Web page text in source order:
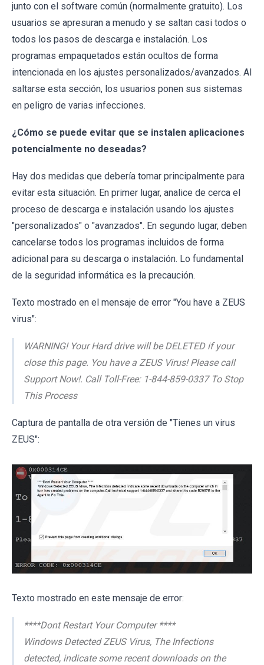
junto con el software común (normalmente gratuito). Los
usuarios se apresuran a menudo y se saltan casi todos o
todos los pasos de descarga e instalación. Los
programas empaquetados están ocultos de forma
intencionada en los ajustes personalizados/avanzados. Al
saltarse esta sección, los usuarios ponen sus sistemas
en peligro de varias infecciones.
¿Cómo se puede evitar que se instalen aplicaciones
potencialmente no deseadas?
Hay dos medidas que debería tomar principalmente para
evitar esta situación. En primer lugar, analice de cerca el
proceso de descarga e instalación usando los ajustes
"personalizados" o "avanzados". En segundo lugar, deben
cancelarse todos los programas incluidos de forma
adicional para su descarga o instalación. Lo fundamental
de la seguridad informática es la precaución.
Texto mostrado en el mensaje de error "You have a ZEUS
virus":
WARNING! Your Hard drive will be DELETED if your
close this page. You have a ZEUS Virus! Please call
Support Now!. Call Toll-Free: 1-844-859-0337 To Stop
This Process
Captura de pantalla de otra versión de "Tienes un virus
ZEUS":
Texto mostrado en este mensaje de error:
****Dont Restart Your Computer ****
Windows Detected ZEUS Virus, The Infections
detected, indicate some recent downloads on the